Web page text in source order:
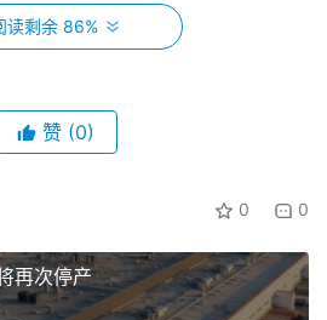
测试 ：在经历
300次快充循环老化
仍需不起火、不爆炸
覆盖至交流电系统
都指向一个共同的技术核心：“热
计的底线，热管理系统必须“协同
读剩余 86%
赞 (0)
0 0
再次停产